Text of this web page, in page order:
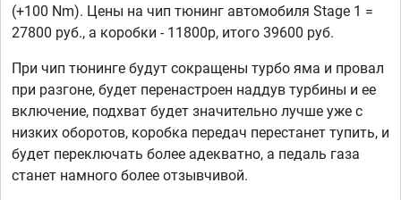
(+100 Nm). Цены на чип тюнинг автомобиля Stage 1 =
27800 руб., а коробки - 11800р, итого 39600 руб.
При чип тюнинге будут сокращены турбо яма и провал
при разгоне, будет перенастроен наддув турбины и ее
включение, подхват будет значительно лучше уже с
низких оборотов, коробка передач перестанет тупить, и
будет переключать более адекватно, а педаль газа
станет намного более отзывчивой.